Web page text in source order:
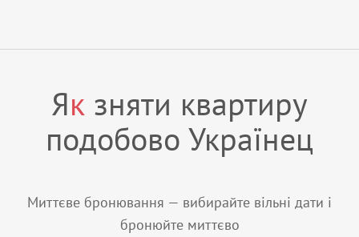
Як зняти квартиру
подобово Українец
Миттєве бронювання — вибирайте вільні дати і
бронюйте миттєво